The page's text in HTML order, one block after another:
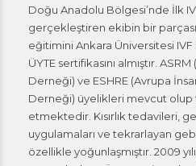
Doğu Anadolu Bölgesi’nde İlk
gerçekleştiren ekibin bir
eğitimini Ankara Üniversitesi
ÜYTE sertifikasını almıştır.
Derneği) ve ESHRE (Avrupa
Derneği) üyelikleri mevcut olup
etmektedir. Kısırlık tedavileri,
uygulamaları ve tekrarlayan
özellikle yoğunlaşmıştır. 2009